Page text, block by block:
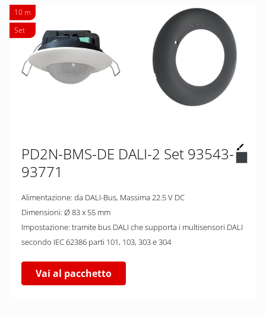
10 m
Set
PD2N-BMS-DE DALI-2 Set 93543-
93771
Alimentazione: da DALI-Bus, Massima 22.5 V DC
Dimensioni: Ø 83 x 55 mm
Impostazione: tramite bus DALI che supporta i multisensori DALI
secondo IEC 62386 parti 101, 103, 303 e 304
Vai al pacchetto